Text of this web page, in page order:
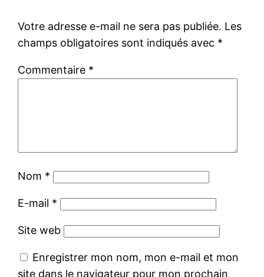
Votre adresse e-mail ne sera pas publiée. Les
champs obligatoires sont indiqués avec *
Commentaire *
Nom *
E-mail *
Site web
Enregistrer mon nom, mon e-mail et mon
site dans le navigateur pour mon prochain